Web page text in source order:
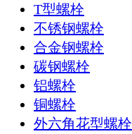
T型螺栓
不锈钢螺栓
合金钢螺栓
碳钢螺栓
铝螺栓
铜螺栓
外六角花型螺栓